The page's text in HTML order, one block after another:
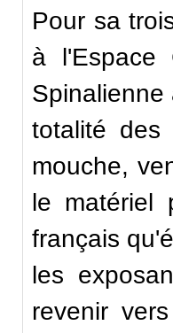
Pour sa
à l'Espace
totalité
mouche,
le matériel
français
les
revenir